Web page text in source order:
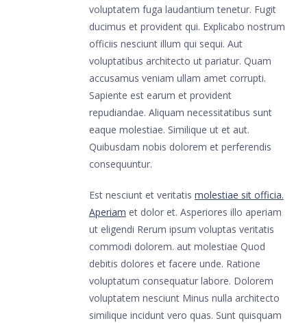
voluptatem fuga laudantium tenetur. Fugit
ducimus et provident qui. Explicabo nostrum
officiis nesciunt illum qui sequi. Aut
voluptatibus architecto ut pariatur. Quam
accusamus veniam ullam amet corrupti.
Sapiente est earum et provident
repudiandae. Aliquam necessitatibus sunt
eaque molestiae. Similique ut et aut.
Quibusdam nobis dolorem et perferendis
consequuntur.
Est nesciunt et veritatis molestiae sit officia.
Aperiam et dolor et. Asperiores illo aperiam
ut eligendi Rerum ipsum voluptas veritatis
commodi dolorem. aut molestiae Quod
debitis dolores et facere unde. Ratione
voluptatum consequatur labore. Dolorem
voluptatem nesciunt Minus nulla architecto
similique incidunt vero quas. Sunt quisquam